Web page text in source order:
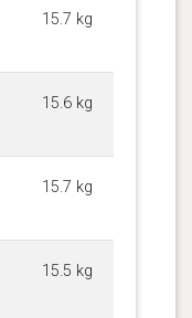
15.7 kg
15.6 kg
15.7 kg
15.5 kg